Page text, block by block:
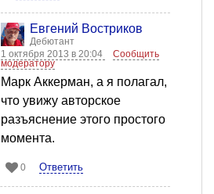
Евгений Востриков
Дебютант
1 октября 2013 в 20:04
Сообщить
модератору
Марк Аккерман, а я полагал,
что увижу авторское
разъяснение этого простого
момента.
0 Ответить